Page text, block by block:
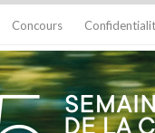
Concours